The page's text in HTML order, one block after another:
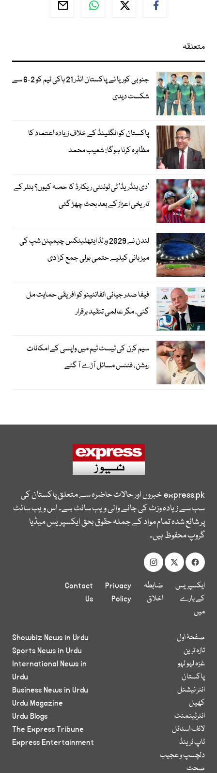
متعلقہ
جنوبی کوریا نے پاکستان انڈر 21 ہاکی ٹیم کو 2-6 سے
شکست دیدی
پاکستان کو انگلینڈ کے خلاف زیادہ اعتماد کا
مظاہرہ کرنا ہوگا: شعیب محمد
’دی ہنڈریڈ‘ ٹی ٹوئنٹی ریکارڈ کا حصہ کیوں؟ بٹلر کے
تاریخی اعزاز کے بعد بحث چھڑ گئی
لندن نے 2029 ورلڈ ایتھلیٹکس چیمپئن شپ کی
میزبانی کیلیے حتمی بولی جمع کرا دی
فیفا صدر جیانی انفانٹینو کو افریقی حمایت مل
گئی، مگر عالمی تنقید برقرار
سیم کرن کی ٹیسٹ ٹیم میں واپسی کے امکانات
روشن، فٹنس مسائل آڑے آ گئے
express.pkخبروں اور حالات حاضرہ سے متعلق پاکستان کی
سب سے زیادہ وزٹ کی جانے والی ویب سائٹ ہے۔ اس ویب سائٹ
پر شائع شدہ تمام مواد کے جملہ حقوق بحق ایکسپریس میڈیا
گروپ محفوظ ہیں۔
ایکسپریس
کے بارے
میں
ضابطہ
اخلاق
Privacy
Policy
Contact
Us
صفحۂ اول
تازہ ترین
غزہ لہو لہو
پاکستان
انٹر نیشنل
کھیل
انٹرٹینمنٹ
لائف اسٹائل
ٹاپ ٹرینڈ
دلچسپ و عجیب
صحت
Showbiz News in Urdu
Sports News in Urdu
International News in
Urdu
Business News in Urdu
Urdu Magazine
Urdu Blogs
The Express Tribune
Express Entertainment